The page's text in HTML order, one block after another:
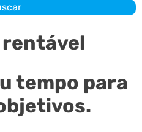
rentável
tempo para